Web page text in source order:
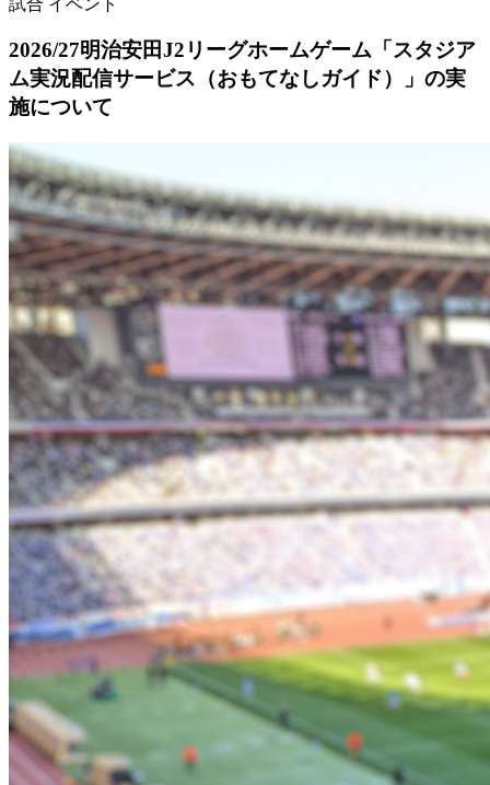
2026/27明治安田J2リーグホームゲーム「スタジア
ム実況配信サービス（おもてなしガイド）」の実
施について